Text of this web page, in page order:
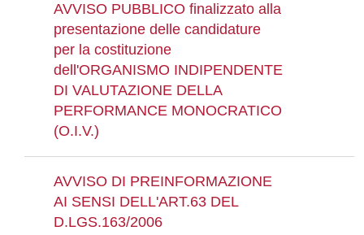
AVVISO PUBBLICO finalizzato alla
presentazione delle candidature
per la costituzione
dell'ORGANISMO INDIPENDENTE
DI VALUTAZIONE DELLA
PERFORMANCE MONOCRATICO
(O.I.V.)
AVVISO DI PREINFORMAZIONE
AI SENSI DELL'ART.63 DEL
D.LGS.163/2006